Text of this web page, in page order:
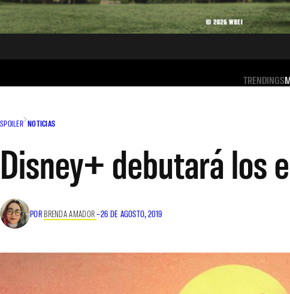
TRENDINGS
SPOILER NOTICIAS
Disney+ debutará los
POR BRENDA AMADOR–26 DE AGOSTO, 2019